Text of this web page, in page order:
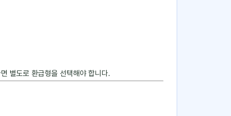
별도로 환급형을 선택해야 합니다.